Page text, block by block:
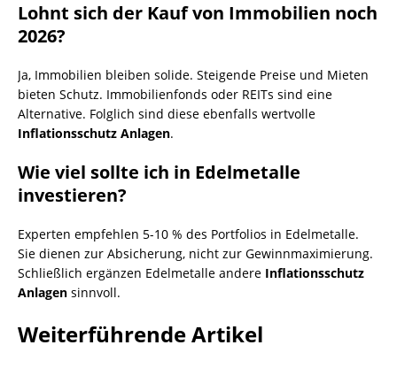
Lohnt sich der Kauf von Immobilien noch
2026?
Ja, Immobilien bleiben solide. Steigende Preise und Mieten
bieten Schutz. Immobilienfonds oder REITs sind eine
Alternative. Folglich sind diese ebenfalls wertvolle
Inflationsschutz Anlagen.
Wie viel sollte ich in Edelmetalle
investieren?
Experten empfehlen 5-10 % des Portfolios in Edelmetalle.
Sie dienen zur Absicherung, nicht zur Gewinnmaximierung.
Schließlich ergänzen Edelmetalle andere Inflationsschutz
Anlagen sinnvoll.
Weiterführende Artikel